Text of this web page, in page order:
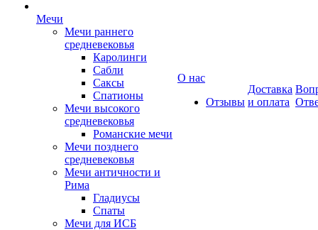
Мечи
Мечи раннего
средневековья
Каролинги
Сабли
Саксы
Спатионы
Мечи высокого
средневековья
Романские мечи
Мечи позднего
средневековья
Мечи античности и
Рима
Гладиусы
Спаты
Мечи для ИСБ
О нас
Отзывы
Доставка
и оплата